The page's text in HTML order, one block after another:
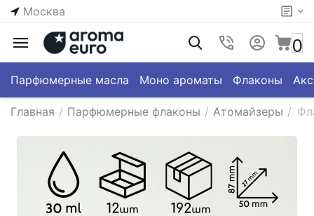
Москва
0
Парфюмерные масла Моно ароматы Флаконы
Главная / Парфюмерные флаконы / Атомайзеры /